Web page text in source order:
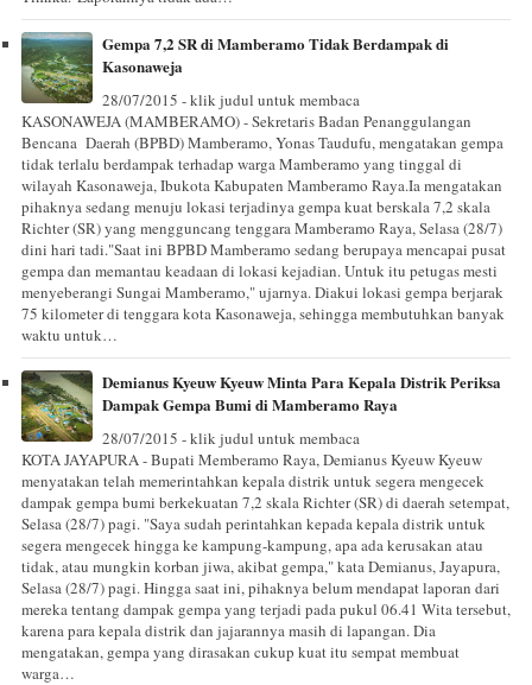
Gempa 7,2 SR di Mamberamo Tidak Berdampak di
Kasonaweja
28/07/2015 - klik judul untuk membaca
KASONAWEJA (MAMBERAMO) - Sekretaris Badan Penanggulangan
Bencana Daerah (BPBD) Mamberamo, Yonas Taudufu, mengatakan gempa
tidak terlalu berdampak terhadap warga Mamberamo yang tinggal di
wilayah Kasonaweja, Ibukota Kabupaten Mamberamo Raya.Ia mengatakan
pihaknya sedang menuju lokasi terjadinya gempa kuat berskala 7,2 skala
Richter (SR) yang mengguncang tenggara Mamberamo Raya, Selasa (28/7)
dini hari tadi."Saat ini BPBD Mamberamo sedang berupaya mencapai pusat
gempa dan memantau keadaan di lokasi kejadian. Untuk itu petugas mesti
menyeberangi Sungai Mamberamo," ujarnya. Diakui lokasi gempa berjarak
75 kilometer di tenggara kota Kasonaweja, sehingga membutuhkan banyak
waktu untuk…
Demianus Kyeuw Kyeuw Minta Para Kepala Distrik Periksa
Dampak Gempa Bumi di Mamberamo Raya
28/07/2015 - klik judul untuk membaca
KOTA JAYAPURA - Bupati Memberamo Raya, Demianus Kyeuw Kyeuw
menyatakan telah memerintahkan kepala distrik untuk segera mengecek
dampak gempa bumi berkekuatan 7,2 skala Richter (SR) di daerah setempat,
Selasa (28/7) pagi. "Saya sudah perintahkan kepada kepala distrik untuk
segera mengecek hingga ke kampung-kampung, apa ada kerusakan atau
tidak, atau mungkin korban jiwa, akibat gempa," kata Demianus, Jayapura,
Selasa (28/7) pagi. Hingga saat ini, pihaknya belum mendapat laporan dari
mereka tentang dampak gempa yang terjadi pada pukul 06.41 Wita tersebut,
karena para kepala distrik dan jajarannya masih di lapangan. Dia
mengatakan, gempa yang dirasakan cukup kuat itu sempat membuat
warga…